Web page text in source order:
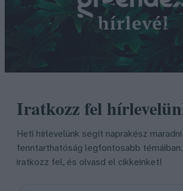
Iratkozz fel
Heti hírlevelünk segít naprakész maradni
fenntarthatóság legfontosabb
iratkozz fel, és olvasd el cikkeinket!